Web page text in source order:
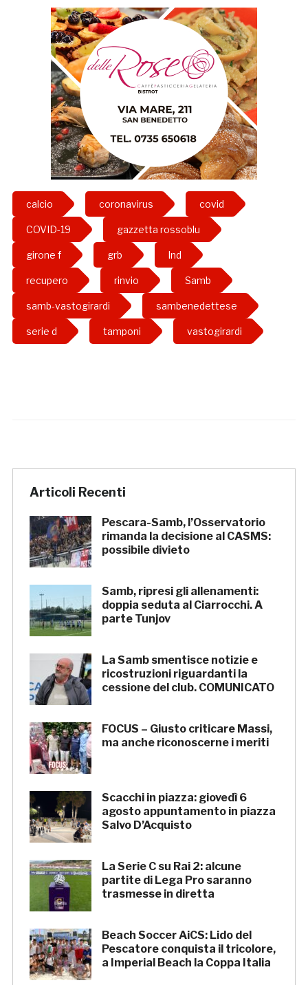
calcio coronavirus covid
COVID-19 gazzetta rossoblu
girone f grb lnd
recupero rinvio Samb
samb-vastogirardi sambenedettese
serie d tamponi vastogirardi
Articoli Recenti
Pescara-Samb, l’Osservatorio
rimanda la decisione al CASMS:
possibile divieto
Samb, ripresi gli allenamenti:
doppia seduta al Ciarrocchi. A
parte Tunjov
La Samb smentisce notizie e
ricostruzioni riguardanti la
cessione del club. COMUNICATO
FOCUS – Giusto criticare Massi,
ma anche riconoscerne i meriti
Scacchi in piazza: giovedì 6
agosto appuntamento in piazza
Salvo D’Acquisto
La Serie C su Rai 2: alcune
partite di Lega Pro saranno
trasmesse in diretta
Beach Soccer AiCS: Lido del
Pescatore conquista il tricolore,
a Imperial Beach la Coppa Italia